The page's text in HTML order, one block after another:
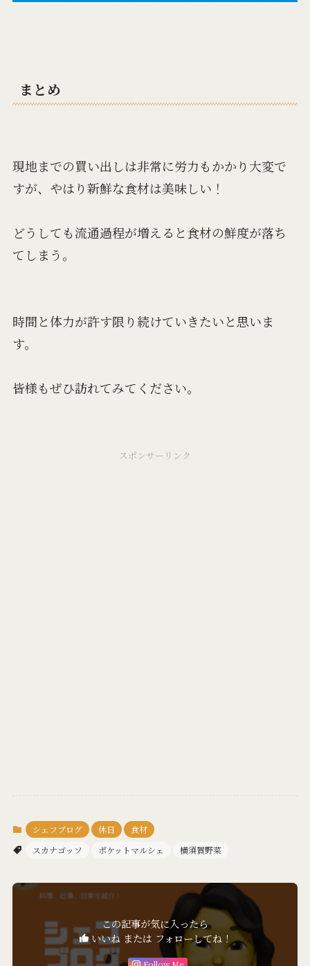
まとめ
現地までの買い出しは非常に労力もかかり大変で
すが、やはり新鮮な食材は美味しい！
どうしても流通過程が増えると食材の鮮度が落ち
てしまう。
時間と体力が許す限り続けていきたいと思いま
す。
皆様もぜひ訪れてみてください。
スポンサーリンク
シェフブログ 休日
食材
スカナゴッソ
ポケットマルシェ 横須賀野菜
この記事が気に入ったら
いいね または フォローしてね！